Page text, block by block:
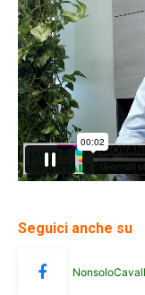
Seguici anche su